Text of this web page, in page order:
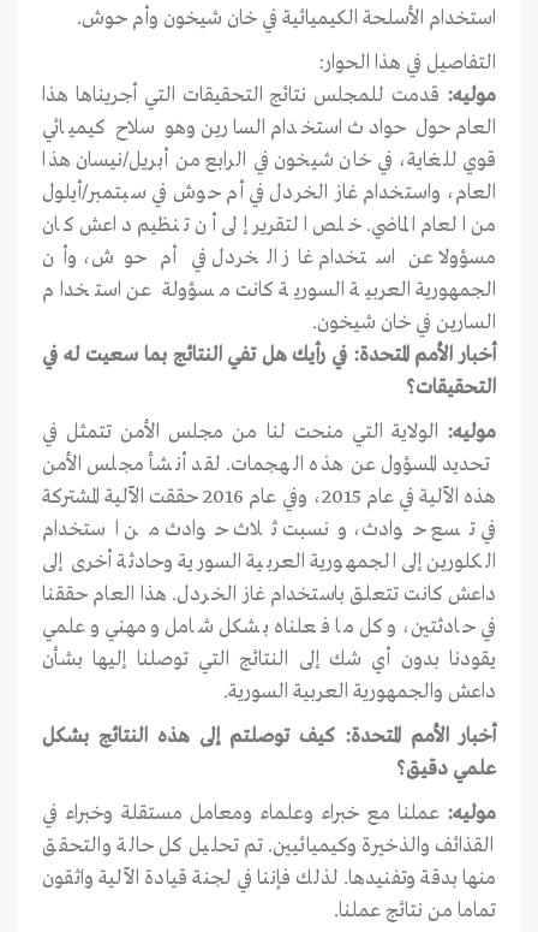
استخدام الأسلحة الكيميائية في خان شيخون وأم حوش.
التفاصيل في هذا الحوار:
موليه: قدمت للمجلس نتائج التحقيقات التي أجريناها هذا
العام حول حوادث استخدام السارين وهو سلاح كيميائي
قوي للغاية، في خان شيخون في الرابع من أبريل/نيسان هذا
العام، واستخدام غاز الخردل في أم حوش في سبتمبر/أيلول
من العام الماضي. خلص التقرير إلى أن تنظيم داعش كان
مسؤولا عن استخدام غاز الخردل في أم حوش، وأن
الجمهورية العربية السورية كانت مسؤولة عن استخدام
السارين في خان شيخون.
أخبار الأمم المتحدة: في رأيك هل تفي النتائج بما سعيت له في
التحقيقات؟
موليه: الولاية التي منحت لنا من مجلس الأمن تتمثل في
تحديد المسؤول عن هذه الهجمات. لقد أنشأ مجلس الأمن
هذه الآلية في عام 2015، وفي عام 2016 حققت الآلية المشتركة
في تسع حوادث، ونسبت ثلاث حوادث من استخدام
الكلورين إلى الجمهورية العربية السورية وحادثة أخرى إلى
داعش كانت تتعلق باستخدام غاز الخردل. هذا العام حققنا
في حادثتين، وكل ما فعلناه بشكل شامل ومهني وعلمي
يقودنا بدون أي شك إلى النتائج التي توصلنا إليها بشأن
داعش والجمهورية العربية السورية.
أخبار الأمم المتحدة: كيف توصلتم إلى هذه النتائج بشكل
علمي دقيق؟
موليه:عملنا مع خبراء وعلماء ومعامل مستقلة وخبراء في
القذائف والذخيرة وكيميائيين. تم تحليل كل حالة والتحقق
منها بدقة وتفنيدها. لذلك فإننا في لجنة قيادة الآلية واثقون
تماما من نتائج عملنا.